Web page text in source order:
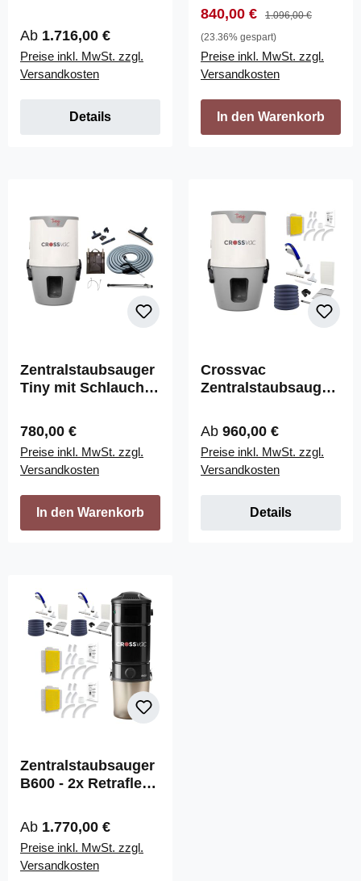
Regulärer Preis:
Ab 1.716,00 €
Preise inkl. MwSt. zzgl.
Versandkosten
Details
Saugdosen und
Installationsmaterial
Verkaufspreis:
840,00 € Regulärer Preis:
1.096,00 €
(23.36% gespart)
Preise inkl. MwSt. zzgl.
Versandkosten
In den Warenkorb
Zentralstaubsauger
Tiny mit Schlauch-
Regulärer Preis:
780,00 €
Preise inkl. MwSt. zzgl.
Versandkosten
In den Warenkorb
Crossvac
Zentralstaubsauger
Regulärer Preis:
Ab 960,00 €
Preise inkl. MwSt. zzgl.
Versandkosten
Details
Zentralstaubsauger
B600 - 2x Retraflex -
Regulärer Preis:
Ab 1.770,00 €
Preise inkl. MwSt. zzgl.
Versandkosten